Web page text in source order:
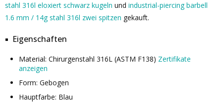
stahl 316l eloxiert schwarz kugeln und industrial-piercing barbell
1.6 mm / 14g stahl 316l zwei spitzen gekauft.
Eigenschaften
Material: Chirurgenstahl 316L (ASTM F138) Zertifikate
anzeigen
Form: Gebogen
Hauptfarbe: Blau